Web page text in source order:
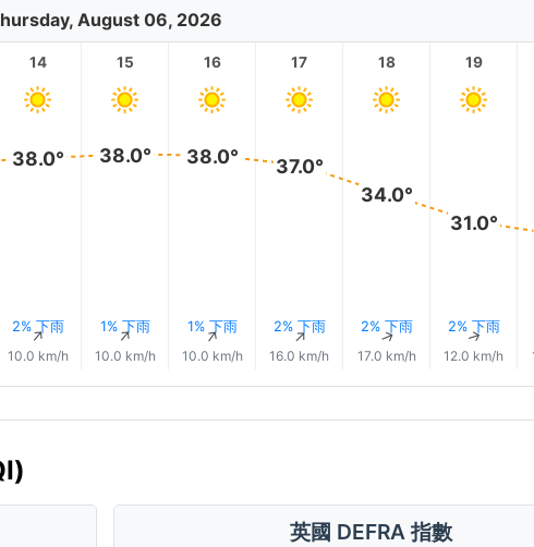
August 06, 2026
14
38.0°
2% 下雨
↑
10.0 km/h
15
38.0°
1% 下雨
↑
10.0 km/h
16
38.0°
1% 下雨
↑
10.0 km/h
17
37.0°
2% 下雨
↑
16.0 km/h
18
34.0°
2% 下雨
↑
17.0 km/h
19
31.0°
2% 下雨
↑
12.0 km/h
英國 DEFRA 指數